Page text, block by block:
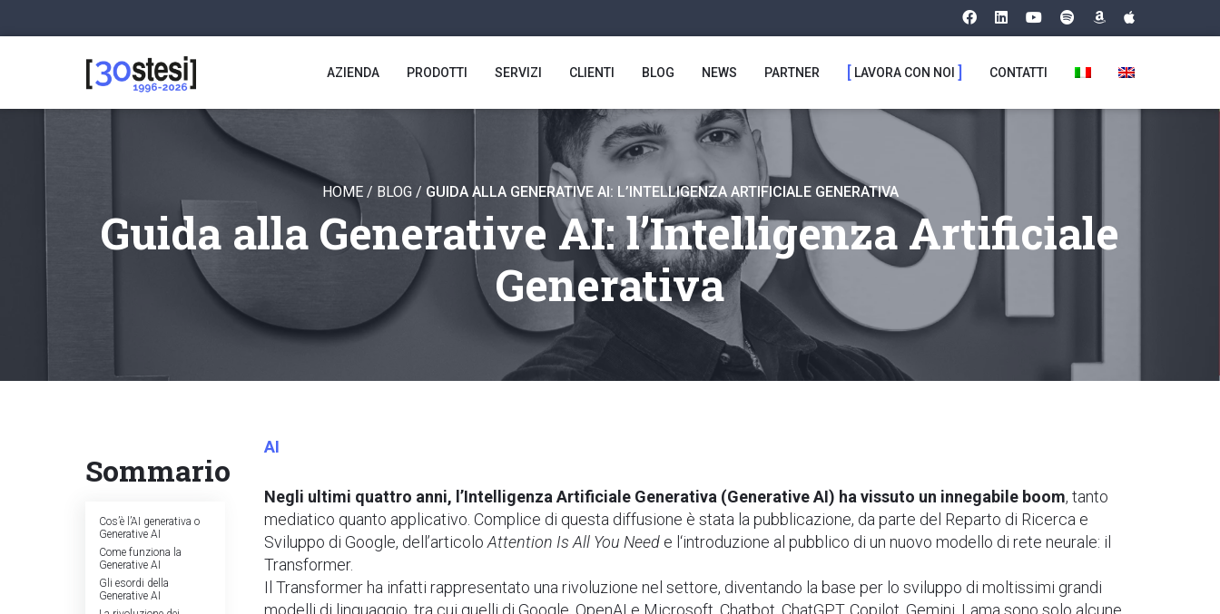
AZIENDA PRODOTTI SERVIZI CLIENTI BLOG NEWS PARTNER LAVORA CON NOI CONTATTI
HOME/ BLOG/ GUIDA ALLA GENERATIVE AI: L’INTELLIGENZA ARTIFICIALE GENERATIVA
Guida alla Generative AI: l’Intelligenza Artificiale
Generativa
Sommario
Cos’è l’AI generativa o
Generative AI
Come funziona la
Generative AI
Gli esordi della
Generative AI
AI
Negli ultimi quattro anni, l’Intelligenza Artificiale Generativa (Generative AI) ha vissuto un innegabile boom, tanto
mediatico quanto applicativo. Complice di questa diffusione è stata la pubblicazione, da parte del Reparto di Ricerca e
Sviluppo di Google, dell’articoloAttention Is All You Need e l‘introduzione al pubblico di un nuovo modello di rete neurale: il
Transformer.
Il Transformer ha infatti rappresentato una rivoluzione nel settore, diventando la base per lo sviluppo di moltissimi grandi
modelli di linguaggio, tra cui quelli di Google, OpenAI e Microsoft. Chatbot, ChatGPT, Copilot, Gemini, Lama sono solo alcune